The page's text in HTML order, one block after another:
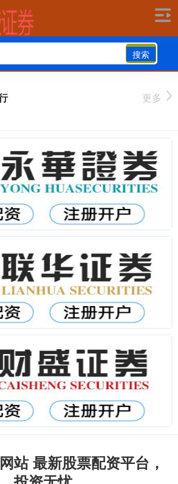
搜索
更多
站 最新股票配资平台，